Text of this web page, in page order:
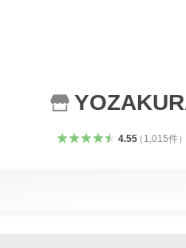
4.55（ 1,015件）